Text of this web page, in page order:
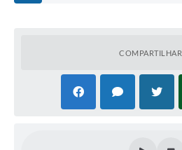
COMPARTILHAR